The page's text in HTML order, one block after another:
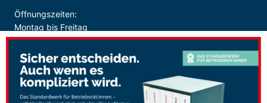
Öffnungszeiten:
Montag bis Freitag
9:00 - 18:00 Uhr
durchgehend
Sicher Bezahlen: